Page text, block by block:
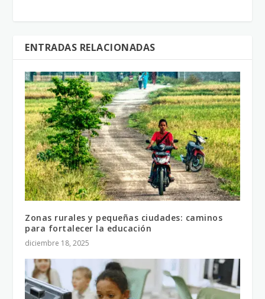
ENTRADAS RELACIONADAS
Zonas rurales y pequeñas ciudades: caminos
para fortalecer la educación
diciembre 18, 2025